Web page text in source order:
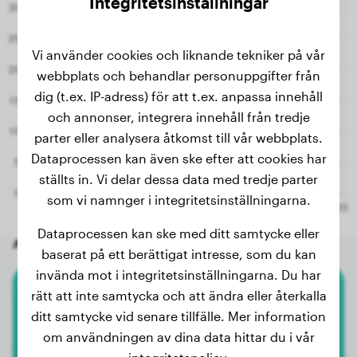
Andra slumpmässiga hundar
Amerikansk Akita
Arwen
Vi använder cookies och liknande tekniker på vår
webbplats och behandlar personuppgifter från
dig (t.ex. IP-adress) för att t.ex. anpassa innehåll
och annonser, integrera innehåll från tredje
parter eller analysera åtkomst till vår webbplats.
Dataprocessen kan även ske efter att cookies har
ställts in. Vi delar dessa data med tredje parter
som vi namnger i integritetsinställningarna.
Dataprocessen kan ske med ditt samtycke eller
baserat på ett berättigat intresse, som du kan
invända mot i integritetsinställningarna. Du har
rätt att inte samtycka och att ändra eller återkalla
ditt samtycke vid senare tillfälle. Mer information
om användningen av dina data hittar du i vår